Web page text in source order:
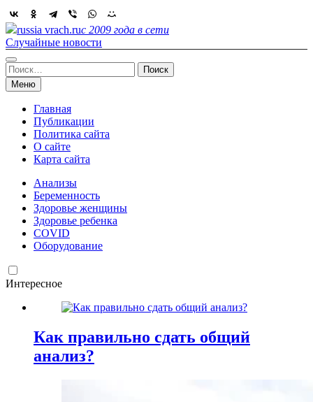
Skip
to
content
russia vrach.ruс 2009 года в сети
Случайные новости
Найти:
Меню
Главная
Публикации
Политика сайта
О сайте
Карта сайта
Анализы
Беременность
Здоровье женщины
Здоровье ребенка
COVID
Оборудование
Интересное
Как правильно сдать общий
анализ?